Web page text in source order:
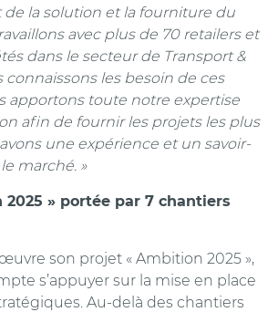
la solution et la fourniture du
avec plus de 70 retailers et
dans le secteur de Transport &
connaissons les besoin de ces
apportons toute notre expertise
afin de fournir les projets les plus
une expérience et un savoir-
marché. »
2025 » portée par 7 chantiers
son projet « Ambition 2025 »,
s’appuyer sur la mise en place
Au-delà des chantiers